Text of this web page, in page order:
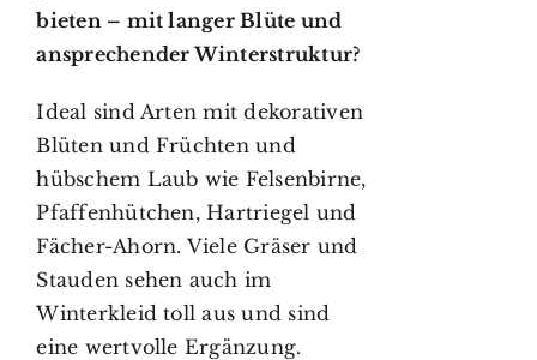
bieten – mit langer Blüte und
ansprechender Winterstruktur?
Ideal sind Arten mit dekorativen
Blüten und Früchten und
hübschem Laub wie Felsenbirne,
Pfaffenhütchen, Hartriegel und
Fächer-Ahorn. Viele Gräser und
Stauden sehen auch im
Winterkleid toll aus und sind
eine wertvolle Ergänzung.